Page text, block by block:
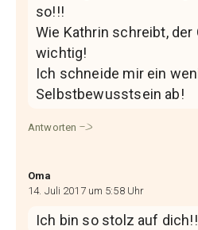
so!!!
Wie Kathrin schreibt,
wichtig!
Ich schneide mir ein
Selbstbewusstsein ab!
Antworten
Oma
14. Juli 2017 um 5:58 Uhr
Ich bin so stolz auf